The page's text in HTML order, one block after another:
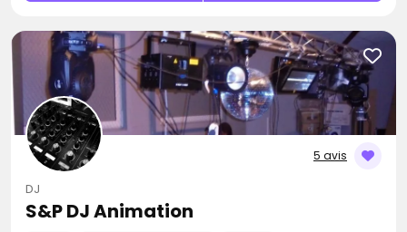
5 avis
DJ
S&P DJ Animation